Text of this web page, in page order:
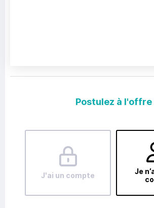
Postulez à l'offre
J'ai un compte
Je